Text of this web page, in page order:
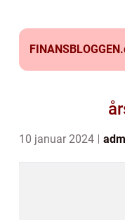
FINANSBLOGGEN.
10 januar 2024